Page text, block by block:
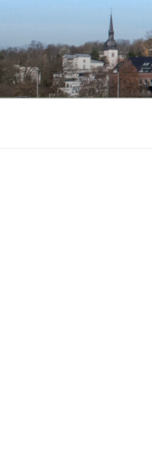
springen